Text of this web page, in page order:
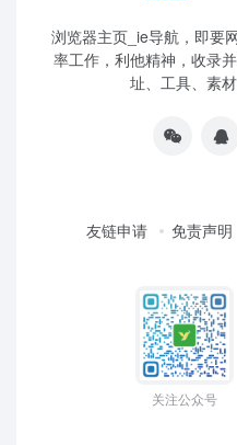
浏览器主页_ie导航，即要
率工作，利他精神，收录
址、工具、素
友链申请 免责声明
关注公众号